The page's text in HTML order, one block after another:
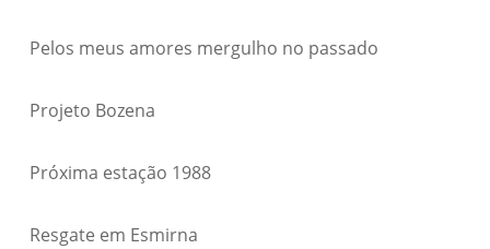
Pelos meus amores mergulho no passado
Projeto Bozena
Próxima estação 1988
Resgate em Esmirna